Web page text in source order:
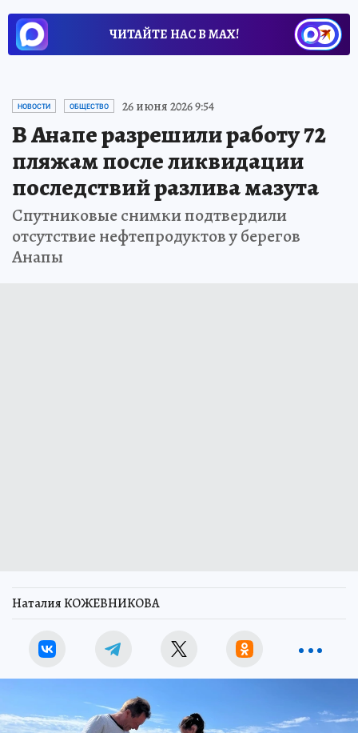
ЧИТАЙТЕ НАС В МАХ!
НОВОСТИ ОБЩЕСТВО 26 июня 2026 9:54
В Анапе разрешили работу 72
пляжам после ликвидации
последствий разлива мазута
Спутниковые снимки подтвердили
отсутствие нефтепродуктов у берегов
Анапы
Наталия КОЖЕВНИКОВА